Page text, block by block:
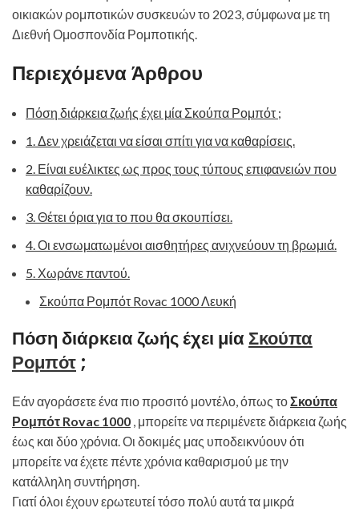
οικιακών ρομποτικών συσκευών το 2023, σύμφωνα με τη
Διεθνή Ομοσπονδία Ρομποτικής.
Περιεχόμενα Άρθρου
Πόση διάρκεια ζωής έχει μία Σκούπα Ρομπότ ;
1. Δεν χρειάζεται να είσαι σπίτι για να καθαρίσεις.
2. Είναι ευέλικτες ως προς τους τύπους επιφανειών που
καθαρίζουν.
3. Θέτει όρια για το που θα σκουπίσει.
4. Οι ενσωματωμένοι αισθητήρες ανιχνεύουν τη βρωμιά.
5. Χωράνε παντού.
Σκούπα Ρομπότ Rovac 1000 Λευκή
Πόση διάρκεια ζωής έχει μία Σκούπα
Ρομπότ ;
Εάν αγοράσετε ένα πιο προσιτό μοντέλο, όπως τοΣκούπα
Ρομπότ Rovac 1000 , μπορείτε να περιμένετε διάρκεια ζωής
έως και δύο χρόνια. Οι δοκιμές μας υποδεικνύουν ότι
μπορείτε να έχετε πέντε χρόνια καθαρισμού με την
κατάλληλη συντήρηση.
Γιατί όλοι έχουν ερωτευτεί τόσο πολύ αυτά τα μικρά